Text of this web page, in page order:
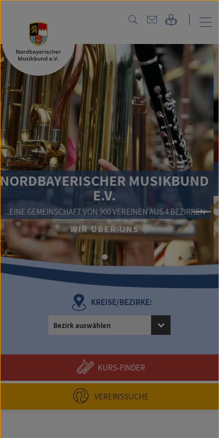
MUSIKBUND
E.V.
VON 900 VEREINEN AUS 4 BEZIRKEN
WIR ÜBER UNS
KREISE/BEZIRKE:
Bezirk auswählen
KURS-FINDER
VEREINSSUCHE